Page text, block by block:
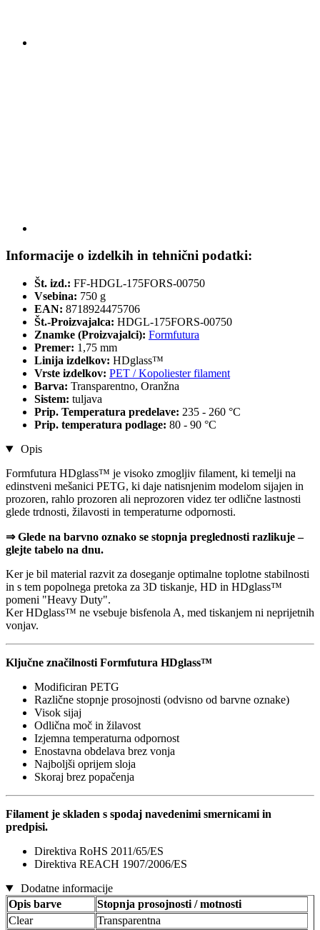
Informacije o izdelkih in tehnični podatki:
Št. izd.: FF-HDGL-175FORS-00750
Vsebina: 750 g
EAN: 8718924475706
Št.-Proizvajalca: HDGL-175FORS-00750
Znamke (Proizvajalci): Formfutura
Premer: 1,75 mm
Linija izdelkov: HDglass™
Vrste izdelkov: PET / Kopoliester filament
Barva: Transparentno, Oranžna
Sistem: tuljava
Prip. Temperatura predelave: 235 - 260 °C
Prip. temperatura podlage: 80 - 90 °C
Opis
Formfutura HDglass™ je visoko zmogljiv filament, ki temelji na
edinstveni mešanici PETG, ki daje natisnjenim modelom sijajen in
prozoren, rahlo prozoren ali neprozoren videz ter odlične lastnosti
glede trdnosti, žilavosti in temperaturne odpornosti.
⇒ Glede na barvno oznako se stopnja preglednosti razlikuje –
glejte tabelo na dnu.
Ker je bil material razvit za doseganje optimalne toplotne stabilnosti
in s tem popolnega pretoka za 3D tiskanje, HD in HDglass™
pomeni "Heavy Duty".
Ker HDglass™ ne vsebuje bisfenola A, med tiskanjem ni neprijetnih
vonjav.
Ključne značilnosti Formfutura HDglass™
Modificiran PETG
Različne stopnje prosojnosti (odvisno od barvne oznake)
Visok sijaj
Odlična moč in žilavost
Izjemna temperaturna odpornost
Enostavna obdelava brez vonja
Najboljši oprijem sloja
Skoraj brez popačenja
Filament je skladen s spodaj navedenimi smernicami in
predpisi.
Direktiva RoHS 2011/65/ES
Direktiva REACH 1907/2006/ES
Dodatne informacije
Opis barve
Stopnja prosojnosti / motnosti
Clear
Transparentna